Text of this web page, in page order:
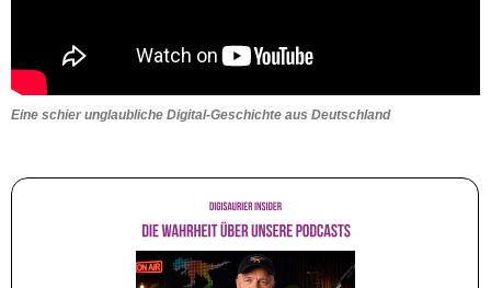
Eine schier unglaubliche Digital-Geschichte aus Deutschland